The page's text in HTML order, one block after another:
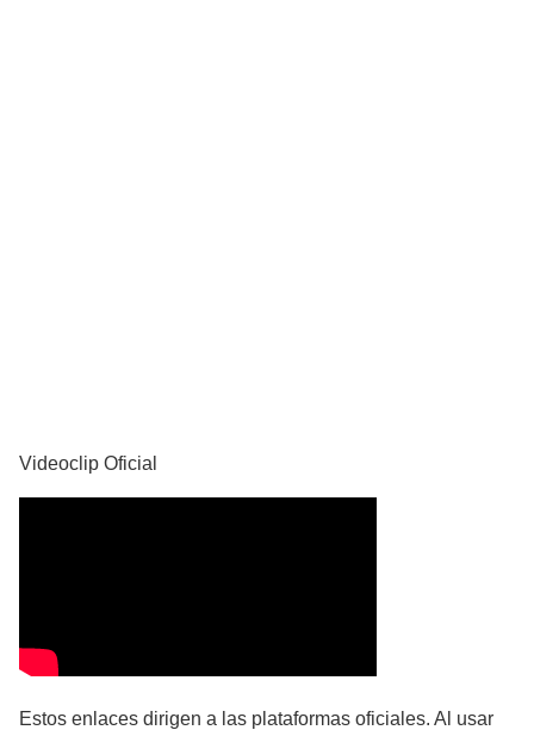
Videoclip Oficial
Estos enlaces dirigen a las plataformas oficiales. Al usar